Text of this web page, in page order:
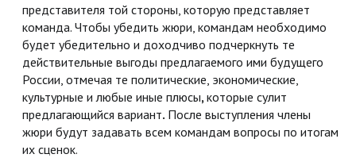
представителя той стороны, которую представляет
команда. Чтобы убедить жюри, командам необходимо
будет убедительно и доходчиво подчеркнуть те
действительные выгоды предлагаемого ими будущего
России, отмечая те политические, экономические,
культурные и любые иные плюсы, которые сулит
предлагающийся вариант. После выступления члены
жюри будут задавать всем командам вопросы по итогам
их сценок.